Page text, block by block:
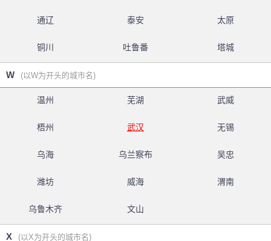
通辽 泰安 太原
铜川 吐鲁番 塔城
W (以W为开头的城市名)
温州 芜湖 武威
梧州 武汉 无锡
乌海 乌兰察布 吴忠
潍坊 威海 渭南
乌鲁木齐 文山
X (以X为开头的城市名)